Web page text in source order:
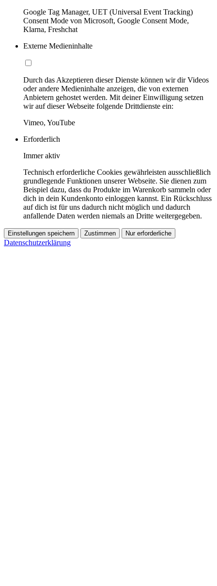
Google Tag Manager, UET (Universal Event Tracking)
Consent Mode von Microsoft, Google Consent Mode,
Klarna, Freshchat
Externe Medieninhalte
Durch das Akzeptieren dieser Dienste können wir dir Videos
oder andere Medieninhalte anzeigen, die von externen
Anbietern gehostet werden. Mit deiner Einwilligung setzen
wir auf dieser Webseite folgende Drittdienste ein:
Vimeo, YouTube
Erforderlich
Immer aktiv
Technisch erforderliche Cookies gewährleisten ausschließlich
grundlegende Funktionen unserer Webseite. Sie dienen zum
Beispiel dazu, dass du Produkte im Warenkorb sammeln oder
dich in dein Kundenkonto einloggen kannst. Ein Rückschluss
auf dich ist für uns dadurch nicht möglich und dadurch
anfallende Daten werden niemals an Dritte weitergegeben.
Einstellungen speichern Zustimmen Nur erforderliche
Datenschutzerklärung